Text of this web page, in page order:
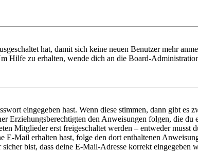
hat, damit sich keine neuen Benutzer mehr
Hilfe zu erhalten, wende dich an die Board-
eingegeben hast. Wenn diese stimmen, dann gibt es
Erziehungsberechtigten den Anweisungen folgen, die
Mitglieder erst freigeschaltet werden – entweder musst
Mail erhalten hast, folge den dort enthaltenen
bist, dass deine E-Mail-Adresse korrekt eingegeben